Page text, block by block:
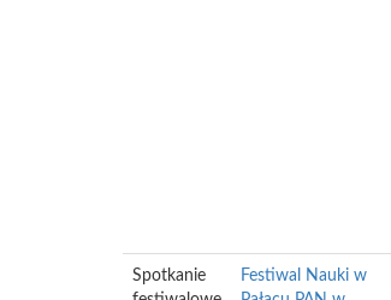
Spotkanie
Festiwal Nauki w